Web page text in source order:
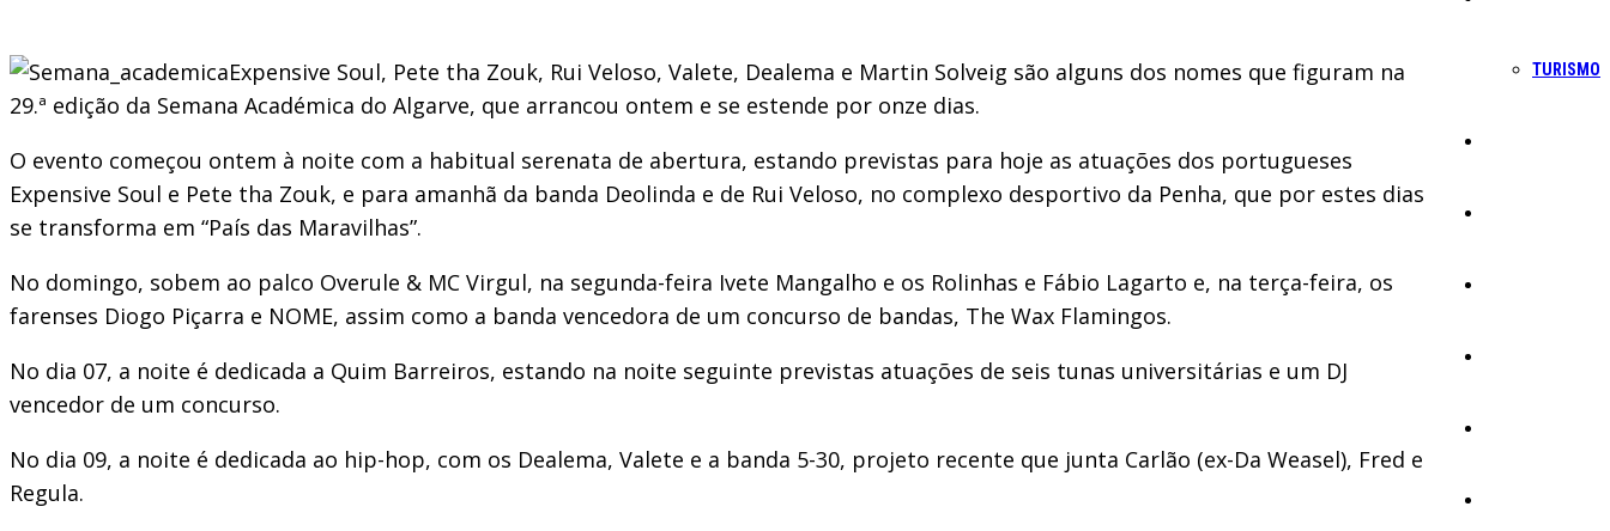
TURISMO
Expensive Soul, Pete tha Zouk, Rui Veloso, Valete, Dealema e Martin Solveig são alguns dos nomes que figuram na
29.ª edição da Semana Académica do Algarve, que arrancou ontem e se estende por onze dias.
O evento começou ontem à noite com a habitual serenata de abertura, estando previstas para hoje as atuações dos portugueses
Expensive Soul e Pete tha Zouk, e para amanhã da banda Deolinda e de Rui Veloso, no complexo desportivo da Penha, que por estes dias
se transforma em “País das Maravilhas”.
No domingo, sobem ao palco Overule & MC Virgul, na segunda-feira Ivete Mangalho e os Rolinhas e Fábio Lagarto e, na terça-feira, os
farenses Diogo Piçarra e NOME, assim como a banda vencedora de um concurso de bandas, The Wax Flamingos.
No dia 07, a noite é dedicada a Quim Barreiros, estando na noite seguinte previstas atuações de seis tunas universitárias e um DJ
vencedor de um concurso.
No dia 09, a noite é dedicada ao hip-hop, com os Dealema, Valete e a banda 5-30, projeto recente que junta Carlão (ex-Da Weasel), Fred e
Regula.